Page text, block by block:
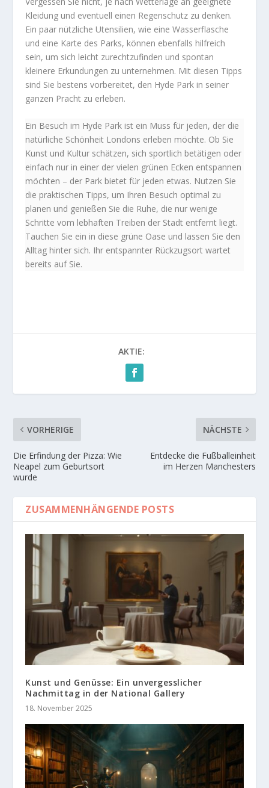
Kleidung und eventuell einen Regenschutz zu denken.
Ein paar nützliche Utensilien, wie eine Wasserflasche
und eine Karte des Parks, können ebenfalls hilfreich
sein, um sich leicht zurechtzufinden und spontan
kleinere Erkundungen zu unternehmen. Mit diesen Tipps
sind Sie bestens vorbereitet, den Hyde Park in seiner
ganzen Pracht zu erleben.
Ein Besuch im Hyde Park ist ein Muss für jeden, der die
natürliche Schönheit Londons erleben möchte. Ob Sie
Kunst und Kultur schätzen, sich sportlich betätigen oder
einfach nur in einer der vielen grünen Ecken entspannen
möchten – der Park bietet für jeden etwas. Nutzen Sie
die praktischen Tipps, um Ihren Besuch optimal zu
planen und genießen Sie die Ruhe, die nur wenige
Schritte vom lebhaften Treiben der Stadt entfernt liegt.
Tauchen Sie ein in diese grüne Oase und lassen Sie den
Alltag hinter sich. Ihr entspannter Rückzugsort wartet
bereits auf Sie.
AKTIE:
VORHERIGE
Die Erfindung der Pizza: Wie
Neapel zum Geburtsort
wurde
NÄCHSTE
Entdecke die Fußballeinheit
im Herzen Manchesters
ZUSAMMENHÄNGENDE POSTS
Kunst und Genüsse: Ein unvergesslicher
Nachmittag in der National Gallery
18. November 2025